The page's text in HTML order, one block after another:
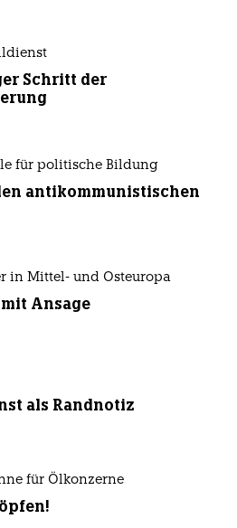
Schritt der
für politische Bildung
antikommunistischen
in Mittel- und Osteuropa
Ansage
als Randnotiz
für Ölkonzerne